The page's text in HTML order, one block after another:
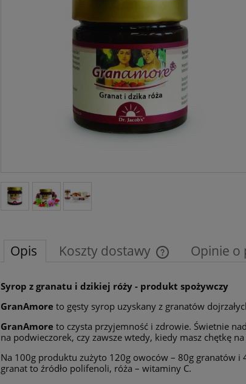
Cena nie
Opis Koszty dostawy
Cena nie zawiera
płatności
Opinie o
Syrop z granatu i dzikiej róży - produkt spożywczy
GranAmore to gęsty syrop uzyskany z granatów
GranAmore to czysta przyjemność i zdrowie. Świetnie
na podwieczorek, czy zawsze wtedy, kiedy masz chętkę na
Na 100g produktu zużyto 120g owoców – 80g granatów i
granat to źródło polifenoli, róża – witaminy C.